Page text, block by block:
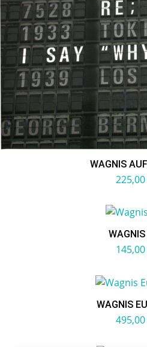
WAGNIS
225,00
WAGNIS
145,00
WAGNIS
495,00